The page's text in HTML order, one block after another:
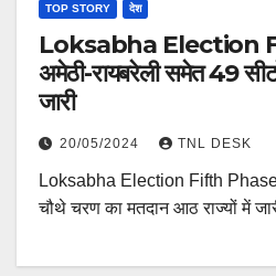
TOP STORY देश
Loksabha Election
अमेठी-रायबरेली समेत 49
जारी
20/05/2024 TNL DESK
Loksabha Election Fifth
चौथे चरण का मतदान आठ राज्यों में